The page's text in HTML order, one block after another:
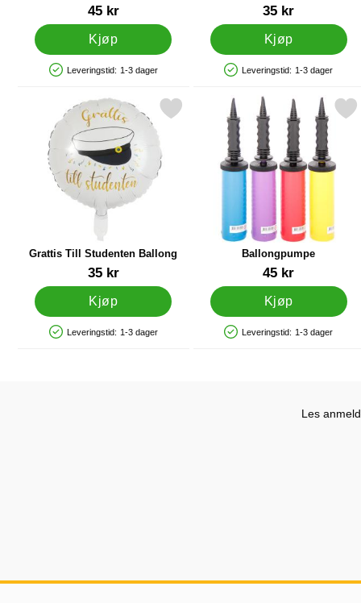
Varenummer 27846
45 kr
Kjøp
Produkttilgjengelighet: På lager
Leveringstid: 1-3 dager
Varenummer 27851
35 kr
Kjøp
Produkttilgjengelighet: På lager
Leveringstid: 1-3 dager
Grattis Till Studenten Ballong
Varenummer 27838
35 kr
Kjøp
Produkttilgjengelighet: På lager
Leveringstid: 1-3 dager
Merk grattis Till Studenten Ballong som favoritt
Ballongpumpe
Varenummer 9838
45 kr
Kjøp
Produkttilgjengelighet: På lager
Leveringstid: 1-3 dager
Merk
Les